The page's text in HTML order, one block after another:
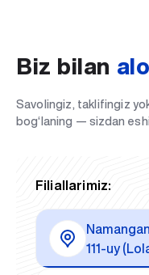
Biz bilan
Savolingiz, taklifingiz
bog‘laning — sizdan
Filiallarimiz:
111-uy